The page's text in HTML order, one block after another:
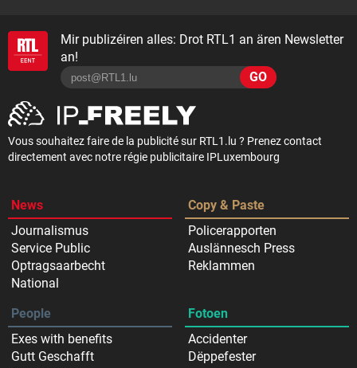
Mir publizéiren alles: Drot RTL1 an ären Newsletter
an!
GO
Vous souhaitez faire de la publicité sur RTL1.lu ? Prenez contact
directement avec notre régie publicitaire IPLuxembourg
News
Journalismus
Service Public
Optragsaarbecht
National
Copy & Paste
Policerapporten
Auslännesch Press
Reklammen
People
Exes with benefits
Gutt Geschafft
Fotoen
Accidenter
Dëppefester